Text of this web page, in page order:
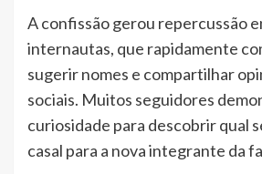
A confissão gerou repercussão
internautas, que rapidamente
sugerir nomes e compartilhar
sociais. Muitos seguidores
curiosidade para descobrir qual
casal para a nova integrante da